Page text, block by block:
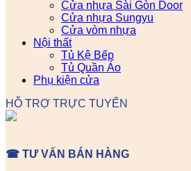
Cửa nhựa Sài Gòn Door
Cửa nhựa Sungyu
Cửa vòm nhựa
Nội thất
Tủ Kệ Bếp
Tủ Quần Áo
Phụ kiện cửa
HỖ TRỢ TRỰC TUYẾN
☎ TƯ VẤN BÁN HÀNG